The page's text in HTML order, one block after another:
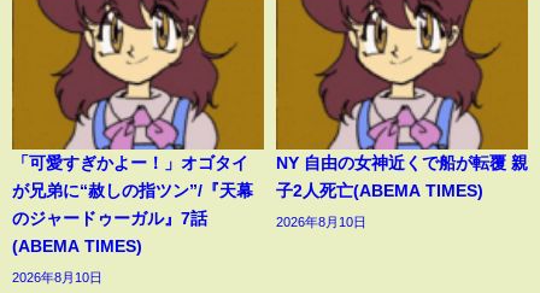
「可愛すぎかよー！」オゴタイ
が兄弟に“赦しの指ツン”/『天幕
のジャードゥーガル』7話
(ABEMA TIMES)
2026年8月10日
NY 自由の女神近くで船が転覆 親
子2人死亡(ABEMA TIMES)
2026年8月10日